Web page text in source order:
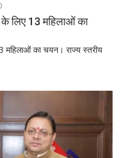
के लिए 13 महिलाओं का
महिलाओं का चयन। राज्य स्तरीय